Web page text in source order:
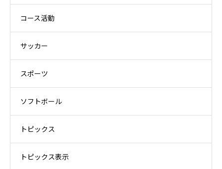
コース活動
サッカー
スポーツ
ソフトボール
トピックス
トピックス表示